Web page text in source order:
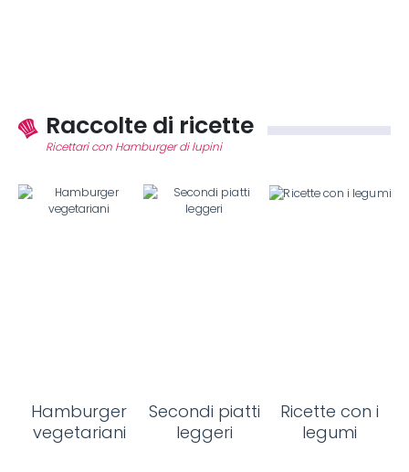
Raccolte di ricette
Ricettari con Hamburger di lupini
Hamburger
vegetariani
Secondi piatti
leggeri
Ricette con i
legumi